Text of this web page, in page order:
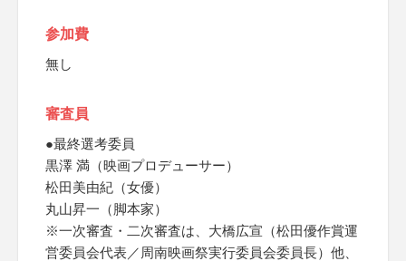
参加費
無し
審査員
●最終選考委員
黒澤 満（映画プロデューサー）
松田美由紀（女優）
丸山昇一（脚本家）
※一次審査・二次審査は、大橋広宣（松田優作賞運
営委員会代表／周南映画祭実行委員会委員長）他、